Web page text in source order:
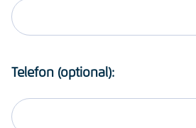
Telefon (optional):